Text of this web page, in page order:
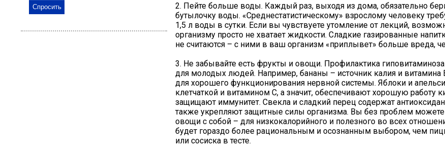
2. Пейте больше воды. Каждый раз, выходя из дома, обязательно
бутылочку воды. «Среднестатистическому» взрослому человеку
1,5 л воды в сутки. Если вы чувствуете утомление от лекций,
организму просто не хватает жидкости. Сладкие газированные
не считаются – с ними в ваш организм «приплывет» больше вреда,
3. Не забывайте есть фрукты и овощи. Профилактика
для молодых людей. Например, бананы – источник калия и витамина
для хорошего функционирования нервной системы. Яблоки и
клетчаткой и витамином С, а значит, обеспечивают хорошую работу
защищают иммунитет. Свекла и сладкий перец содержат
также укрепляют защитные силы организма. Вы без проблем
овощи с собой – для низкокалорийного и полезного во всех
будет гораздо более рациональным и осознанным выбором, чем
или сосиска в тесте.